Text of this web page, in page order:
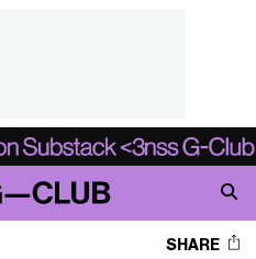
SHARE